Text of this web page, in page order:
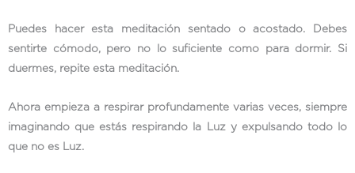
Puedes hacer esta meditación sentado o acostado. Debes
sentirte cómodo, pero no lo suficiente como para dormir. Si
duermes, repite esta meditación.
Ahora empieza a respirar profundamente varias veces, siempre
imaginando que estás respirando la Luz y expulsando todo lo
que no es Luz.